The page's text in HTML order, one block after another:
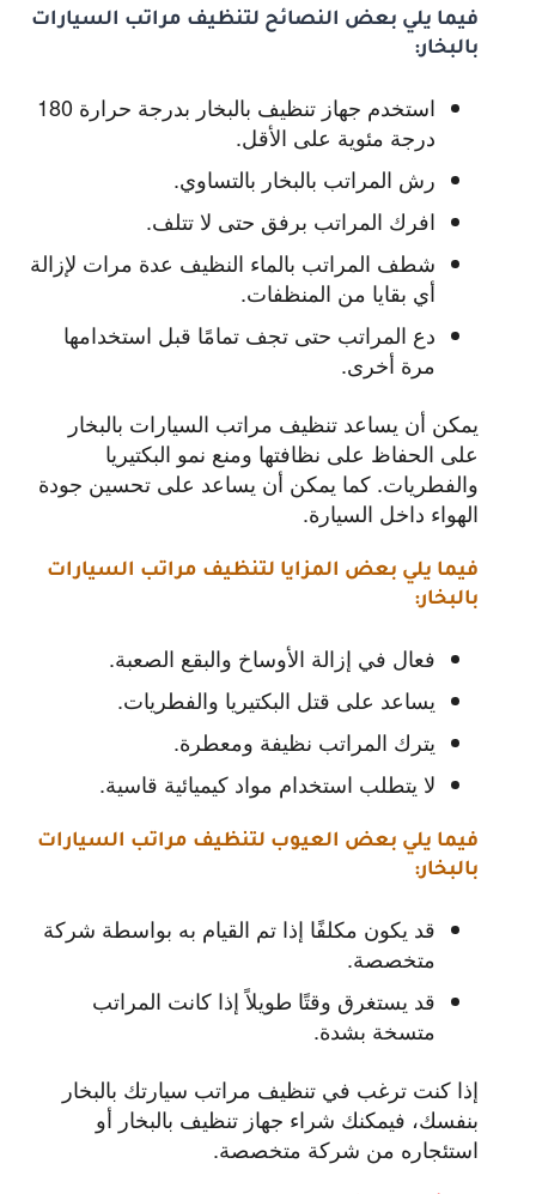
فيما يلي بعض النصائح لتنظيف مراتب السيارات
بالبخار:
استخدم جهاز تنظيف بالبخار بدرجة حرارة 180
درجة مئوية على الأقل.
رش المراتب بالبخار بالتساوي.
افرك المراتب برفق حتى لا تتلف.
شطف المراتب بالماء النظيف عدة مرات لإزالة
أي بقايا من المنظفات.
دع المراتب حتى تجف تمامًا قبل استخدامها
مرة أخرى.
يمكن أن يساعد تنظيف مراتب السيارات بالبخار
على الحفاظ على نظافتها ومنع نمو البكتيريا
والفطريات. كما يمكن أن يساعد على تحسين جودة
الهواء داخل السيارة.
فيما يلي بعض المزايا لتنظيف مراتب السيارات
بالبخار:
فعال في إزالة الأوساخ والبقع الصعبة.
يساعد على قتل البكتيريا والفطريات.
يترك المراتب نظيفة ومعطرة.
لا يتطلب استخدام مواد كيميائية قاسية.
فيما يلي بعض العيوب لتنظيف مراتب السيارات
بالبخار:
قد يكون مكلفًا إذا تم القيام به بواسطة شركة
متخصصة.
قد يستغرق وقتًا طويلاً إذا كانت المراتب
متسخة بشدة.
إذا كنت ترغب في تنظيف مراتب سيارتك بالبخار
بنفسك، فيمكنك شراء جهاز تنظيف بالبخار أو
استئجاره من شركة متخصصة.